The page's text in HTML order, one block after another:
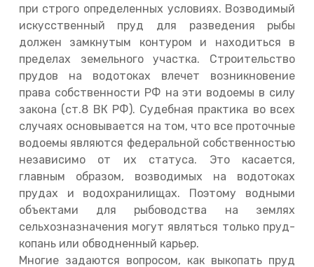
при строго определенных условиях. Возводимый
искусственный пруд для разведения рыбы
должен замкнутым контуром и находиться в
пределах земельного участка. Строительство
прудов на водотоках влечет возникновение
права собственности РФ на эти водоемы в силу
закона (ст.8 ВК РФ). Судебная практика во всех
случаях основывается на том, что все проточные
водоемы являются федеральной собственностью
независимо от их статуса. Это касается,
главным образом, возводимых на водотоках
прудах и водохранилищах. Поэтому водными
объектами для рыбоводства на землях
сельхозназначения могут являться только пруд-
копань или обводненный карьер.
Многие задаются вопросом, как выкопать пруд